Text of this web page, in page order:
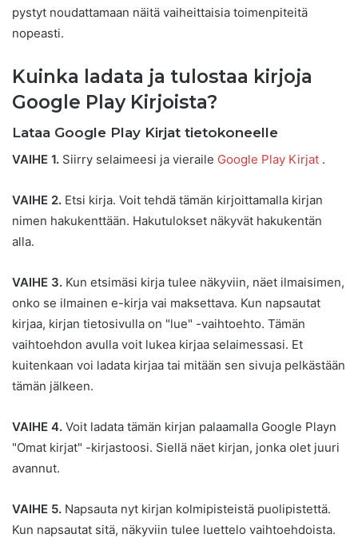
pystyt noudattamaan näitä vaiheittaisia ​​toimenpiteitä
nopeasti.
Kuinka ladata ja tulostaa kirjoja
Google Play Kirjoista?
Lataa Google Play Kirjat tietokoneelle
VAIHE 1. Siirry selaimeesi ja vieraile Google Play Kirjat .
VAIHE 2. Etsi kirja. Voit tehdä tämän kirjoittamalla kirjan
nimen hakukenttään. Hakutulokset näkyvät hakukentän
alla.
VAIHE 3. Kun etsimäsi kirja tulee näkyviin, näet ilmaisimen,
onko se ilmainen e-kirja vai maksettava. Kun napsautat
kirjaa, kirjan tietosivulla on "lue" -vaihtoehto. Tämän
vaihtoehdon avulla voit lukea kirjaa selaimessasi. Et
kuitenkaan voi ladata kirjaa tai mitään sen sivuja pelkästään
tämän jälkeen.
VAIHE 4. Voit ladata tämän kirjan palaamalla Google Playn
"Omat kirjat" -kirjastoosi. Siellä näet kirjan, jonka olet juuri
avannut.
VAIHE 5. Napsauta nyt kirjan kolmipisteistä puolipistettä.
Kun napsautat sitä, näkyviin tulee luettelo vaihtoehdoista.